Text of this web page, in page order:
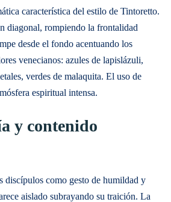
característica del estilo de Tintoretto.
diagonal, rompiendo la frontalidad
desde el fondo acentuando los
venecianos: azules de lapislázuli,
verdes de malaquita. El uso de
espiritual intensa.
y contenido
discípulos como gesto de humildad y
aislado subrayando su traición. La